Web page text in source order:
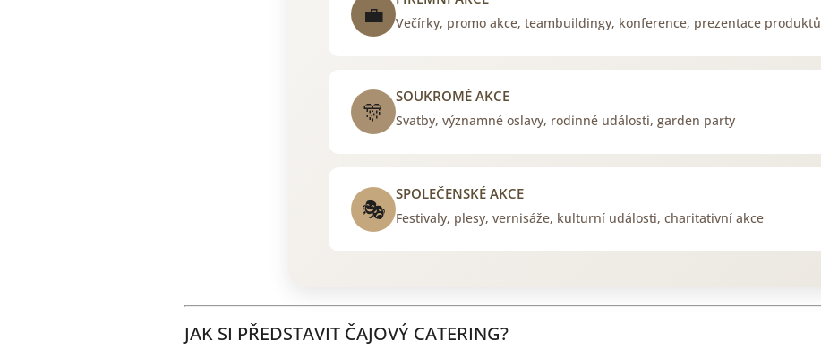
💼 Večírky, promo akce, teambuildingy, konference, prezentace produktů
🎊
SOUKROMÉ AKCE
Svatby, významné oslavy, rodinné události, garden party
🎭
SPOLEČENSKÉ AKCE
Festivaly, plesy, vernisáže, kulturní události, charitativní akce
JAK SI PŘEDSTAVIT ČAJOVÝ CATERING?